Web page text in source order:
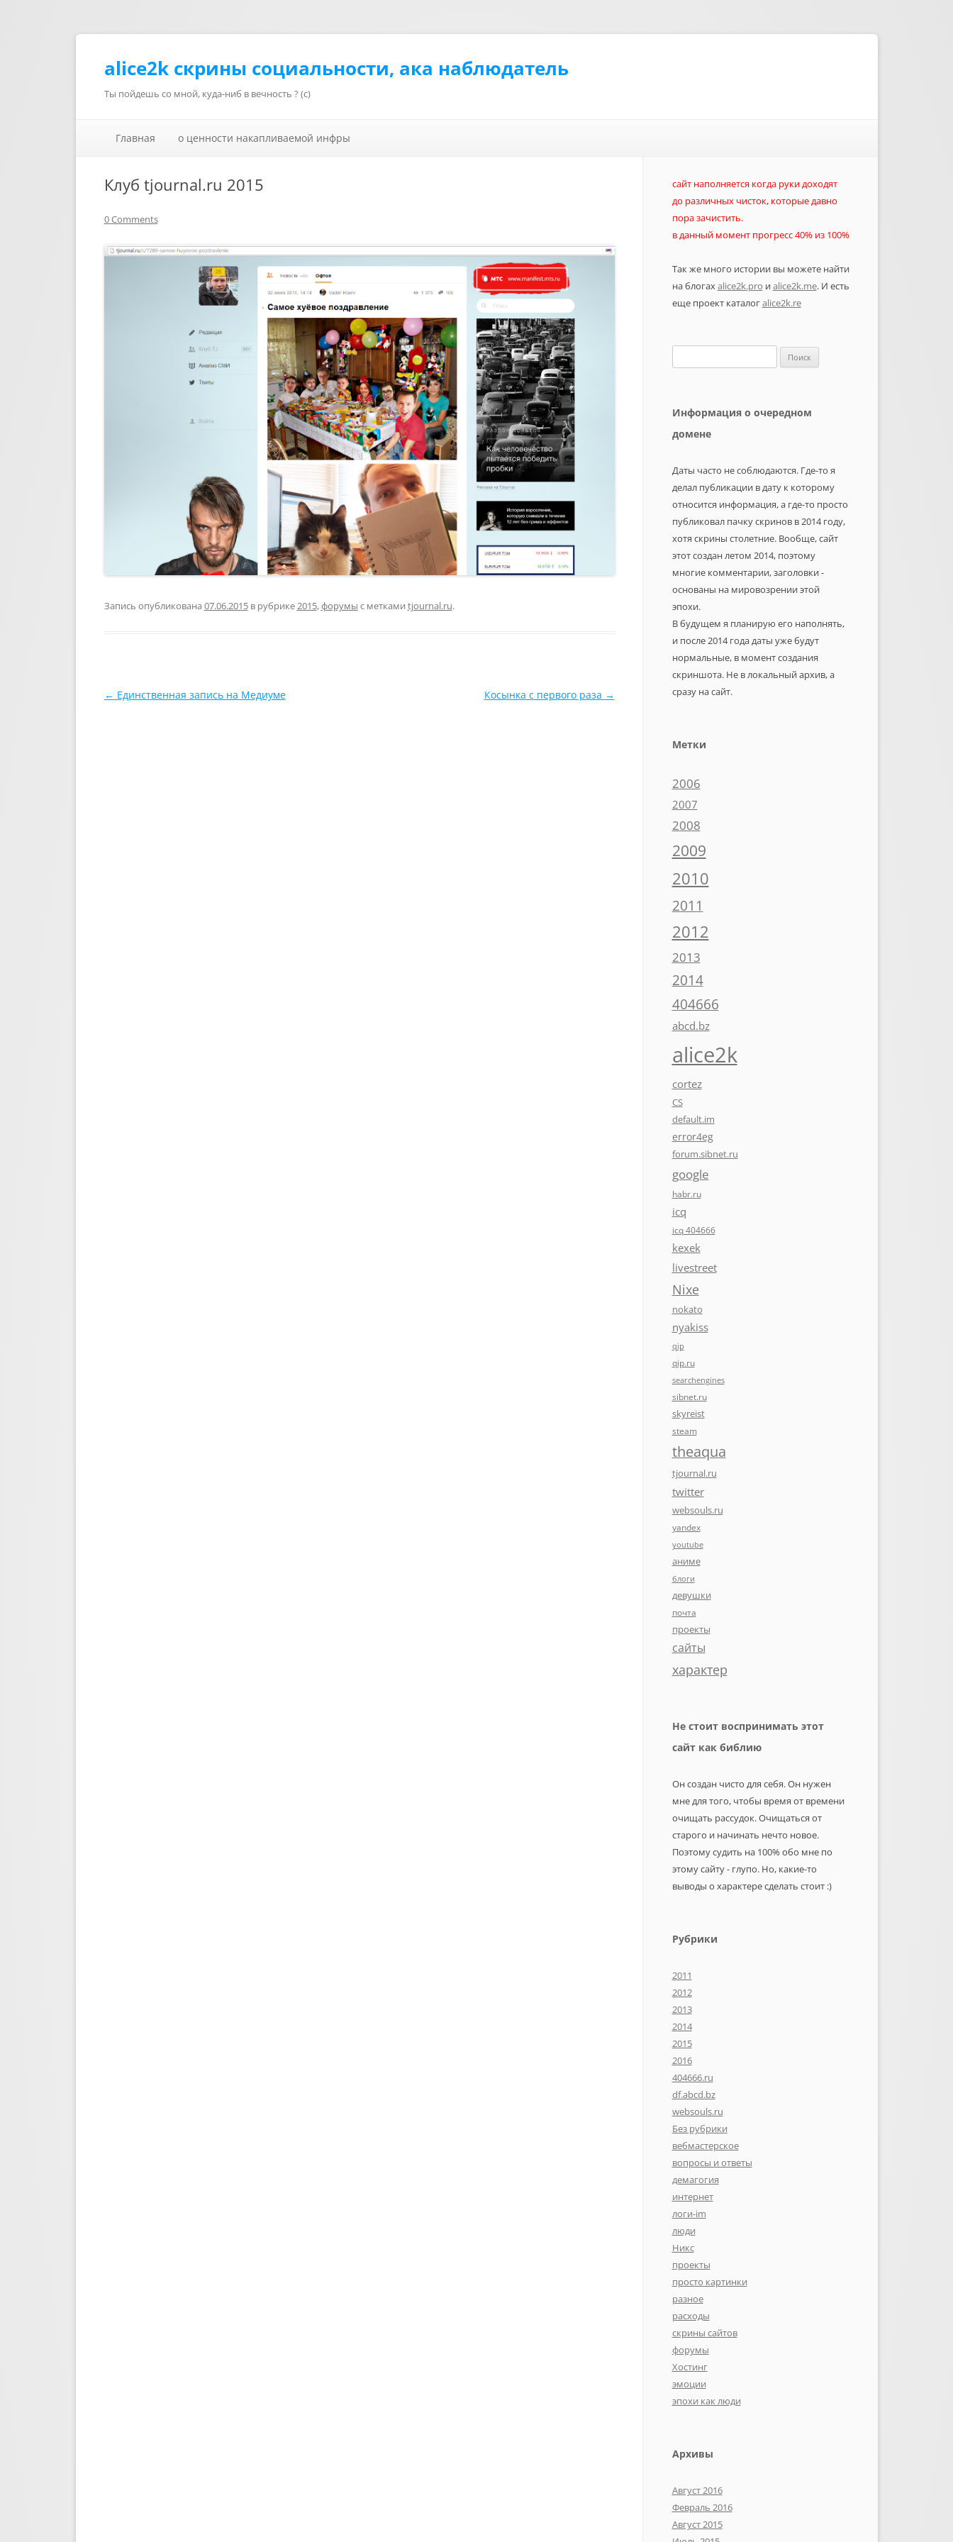
alice2k скрины социальности, ака наблюдатель
Ты пойдешь со мной, куда-ниб в вечность ? (с)
Главная
о ценности накапливаемой инфры
Клуб tjournal.ru 2015
0 Comments
Запись опубликована 07.06.2015в рубрике2015,форумы с метками tjournal.ru.
Навигация по записям
← Единственная запись на Медиуме Косынка с первого раза →
сайт наполняется когда руки доходят
до различных чисток, которые давно
пора зачистить.
в данный момент прогресс 40% из 100%
Так же много истории вы можете найти
на блогахalice2k.pro иalice2k.me. И есть
еще проект каталогalice2k.re
Информация о очередном
домене
Даты часто не соблюдаются. Где-то я
делал публикации в дату к которому
относится информация, а где-то просто
публиковал пачку скринов в 2014 году,
хотя скрины столетние. Вообще, сайт
этот создан летом 2014, поэтому
многие комментарии, заголовки -
основаны на мировозрении этой
эпохи.
В будущем я планирую его наполнять,
и после 2014 года даты уже будут
нормальные, в момент создания
скриншота. Не в локальный архив, а
сразу на сайт.
Метки
2006
2007
2008
2009
2010
2011
2012
2013
2014
404666
abcd.bz
alice2k
cortez
CS
default.im
error4eg
forum.sibnet.ru
google
habr.ru
icq
icq 404666
kexek
livestreet
Nixe
nokato
nyakiss
qip
qip.ru
searchengines
sibnet.ru
skyreist
steam
theaqua
tjournal.ru
twitter
websouls.ru
yandex
youtube
аниме
блоги
девушки
почта
проекты
сайты
характер
Не стоит воспринимать этот
сайт как библию
Он создан чисто для себя. Он нужен
мне для того, чтобы время от времени
очищать рассудок. Очищаться от
старого и начинать нечто новое.
Поэтому судить на 100% обо мне по
этому сайту - глупо. Но, какие-то
выводы о характере сделать стоит :)
Рубрики
2011
2012
2013
2014
2015
2016
404666.ru
df.abcd.bz
websouls.ru
Без рубрики
вебмастерское
вопросы и ответы
демагогия
интернет
логи-im
люди
Никс
проекты
просто картинки
разное
расходы
скрины сайтов
форумы
Хостинг
эмоции
эпохи как люди
Архивы
Август 2016
Февраль 2016
Август 2015